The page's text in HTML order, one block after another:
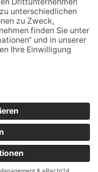
–Impressum–